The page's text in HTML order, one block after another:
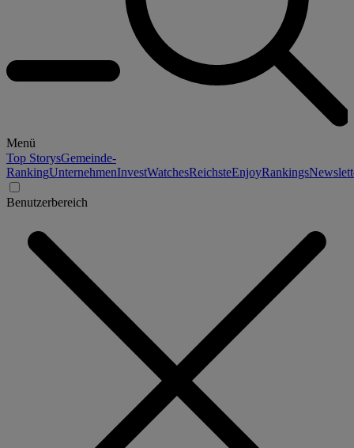
Menü
Top StorysGemeinde-
RankingUnternehmenInvestWatchesReichsteEnjoyRankings
Benutzerbereich